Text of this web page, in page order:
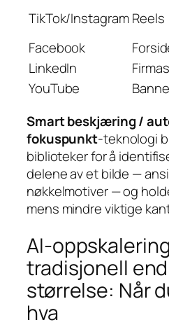
TikTok/Instagram Reels
Facebook
LinkedIn
YouTube
Smart beskjæring /
fokuspunkt-teknologi
biblioteker for å
delene av et bilde —
nøkkelmotiver — og
mens mindre viktige
AI-
tradisjonell
størrelse: Når
hva